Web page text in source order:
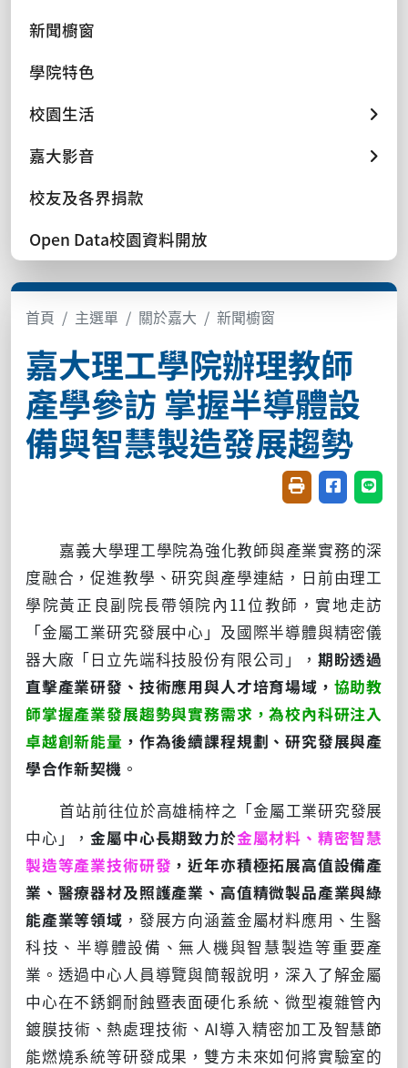
新聞櫥窗
學院特色
校園生活
嘉大影音
校友及各界捐款
Open Data校園資料開放
首頁 主選單 關於嘉大 新聞櫥窗
嘉大理工學院辦理教師
產學參訪 掌握半導體設
備與智慧製造發展趨勢
友善列印(開新視
分享至臉書
分享
嘉義大學理工學院為強化教師與產業實務的深
度融合，促進教學、研究與產學連結，日前由理工
學院黃正良副院長帶領院內11位教師，實地走訪
「金屬工業研究發展中心」及國際半導體與精密儀
器大廠「日立先端科技股份有限公司」， 期盼透過
直擊產業研發、技術應用與人才培育場域， 協助教
師掌握產業發展趨勢與實務需求，為校內科研注入
卓越創新能量 ，作為後續課程規劃、研究發展與產
學合作新契機 。
首站前往位於高雄楠梓之「金屬工業研究發展
中心」，金屬中心長期致力於金屬材料、精密智慧
製造等產業技術研發 ，近年亦積極拓展高值設備產
業、醫療器材及照護產業、高值精微製品產業與綠
能產業等領域 ，發展方向涵蓋金屬材料應用、生醫
科技、半導體設備、無人機與智慧製造等重要產
業。透過中心人員導覽與簡報說明，深入了解金屬
中心在不銹鋼耐蝕暨表面硬化系統、微型複雜管內
鍍膜技術、熱處理技術、AI導入精密加工及智慧節
能燃燒系統等研發成果，雙方未來如何將實驗室的